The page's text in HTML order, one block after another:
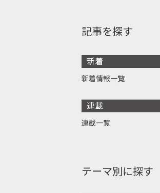
記事を探す
新着
新着情報一覧
連載
連載一覧
テーマ別に探す